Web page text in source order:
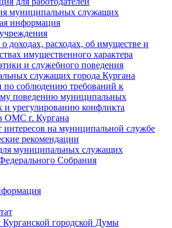
муниципальных служащих
информация
доходах, расходах, об имуществе и
имущественного характера
и служебного поведения
служащих города Кургана
по соблюдению требований к
поведению муниципальных
и урегулированию конфликта
ОМС г. Кургана
интересов на муниципальной службе
рекомендации
муниципальных служащих
Cобрания
Курганской городской Думы